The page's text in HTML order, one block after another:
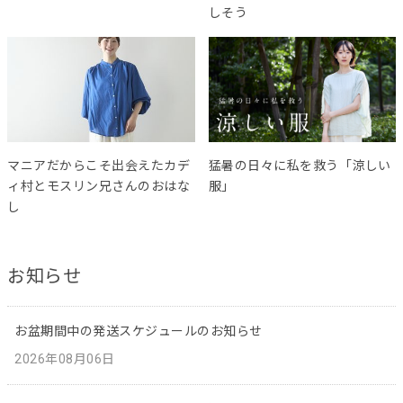
しそう
マニアだからこそ出会えたカデ
ィ村とモスリン兄さんのおはな
し
猛暑の日々に私を救う「涼しい
服」
お知らせ
お盆期間中の発送スケジュールのお知らせ
2026年08月06日